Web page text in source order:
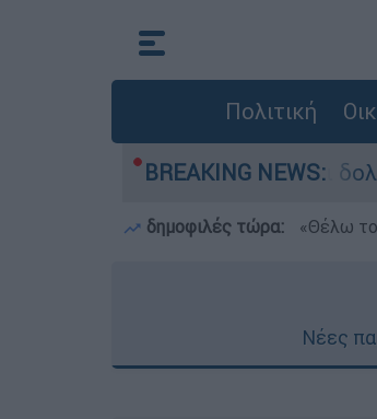
Πολιτική
BREAKING NEWS:
φίμωση και δολοφονία
δημοφιλές τώρα: «Θέλω
Νέες